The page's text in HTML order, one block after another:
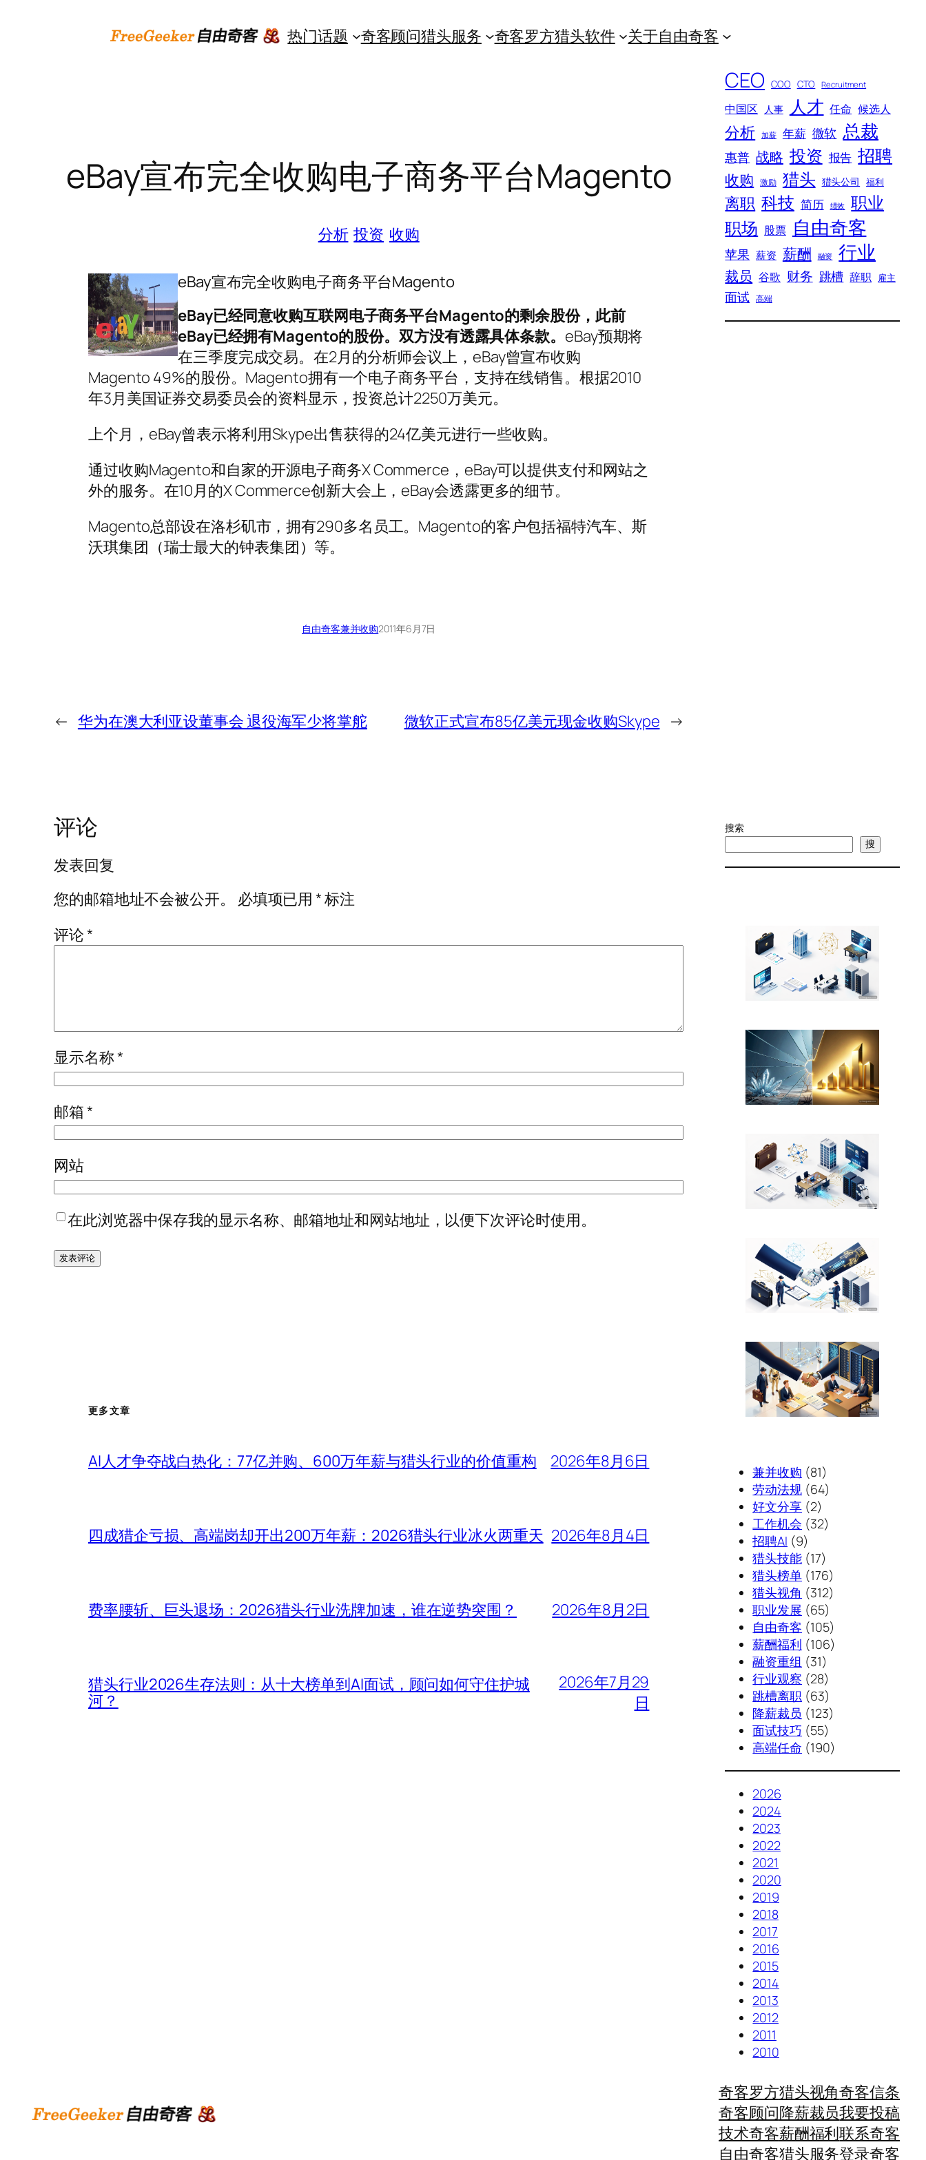
热门话题 奇客顾问猎头服务 奇客罗方猎头软件 关于自由奇客
eBay宣布完全收购电子商务平台Magento
分析 投资 收购
eBay宣布完全收购电子商务平台Magento
eBay已经同意收购互联网电子商务平台Magento的剩余股份，此前
eBay已经拥有Magento的股份。双方没有透露具体条款。 eBay预期将
在三季度完成交易。在2月的分析师会议上，eBay曾宣布收购
Magento 49%的股份。Magento拥有一个电子商务平台，支持在线销售。根据2010
年3月美国证券交易委员会的资料显示，投资总计2250万美元。
上个月，eBay曾表示将利用Skype出售获得的24亿美元进行一些收购。
通过收购Magento和自家的开源电子商务X Commerce，eBay可以提供支付和网站之
外的服务。在10月的X Commerce创新大会上，eBay会透露更多的细节。
Magento总部设在洛杉矶市，拥有290多名员工。Magento的客户包括福特汽车、斯
沃琪集团（瑞士最大的钟表集团）等。
自由奇客兼并收购2011年6月7日
← 华为在澳大利亚设董事会 退役海军少将掌舵 微软正式宣布85亿美元现金收购Skype →
评论
发表回复
您的邮箱地址不会被公开。
必填项已用*标注
评论*
显示名称*
邮箱*
网站
在此浏览器中保存我的显示名称、邮箱地址和网站地址，以便下次评论时使用。
更多文章
AI人才争夺战白热化：77亿并购、600万年薪与猎头行业的价值重构 2026年8月6日
四成猎企亏损、高端岗却开出200万年薪：2026猎头行业冰火两重天 2026年8月4日
费率腰斩、巨头退场：2026猎头行业洗牌加速，谁在逆势突围？ 2026年8月2日
猎头行业2026生存法则：从十大榜单到AI面试，顾问如何守住护城
河？
2026年7月29
日
CEO COO CTO Recruitment
中国区 人事 人才 任命 候选人
分析 加薪 年薪 微软 总裁
惠普 战略 投资 报告 招聘
收购 激励 猎头 猎头公司 福利
离职 科技 简历 绩效 职业
职场 股票 自由奇客
苹果 薪资 薪酬 融资 行业
裁员 谷歌 财务 跳槽 辞职 雇主
面试 高端
搜索
搜
兼并收购 (81)
劳动法规 (64)
好文分享 (2)
工作机会 (32)
招聘AI (9)
猎头技能 (17)
猎头榜单 (176)
猎头视角 (312)
职业发展 (65)
自由奇客 (105)
薪酬福利 (106)
融资重组 (31)
行业观察 (28)
跳槽离职 (63)
降薪裁员 (123)
面试技巧 (55)
高端任命 (190)
2026
2024
2023
2022
2021
2020
2019
2018
2017
2016
2015
2014
2013
2012
2011
2010
奇客罗方
奇客顾问
技术奇客
自由奇客
猎头视角
降薪裁员
薪酬福利
猎头服务
奇客信条
我要投稿
联系奇客
登录奇客